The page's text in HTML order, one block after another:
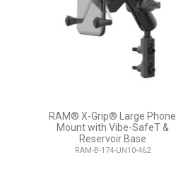
RAM® X-Grip® Large Phone
Mount with Vibe-SafeT &
Reservoir Base
RAM-B-174-UN10-462